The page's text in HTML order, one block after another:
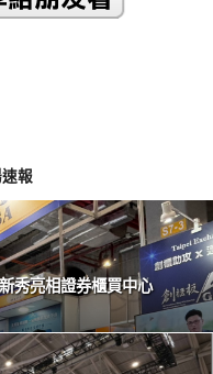
報
秀亮相證券櫃買中心